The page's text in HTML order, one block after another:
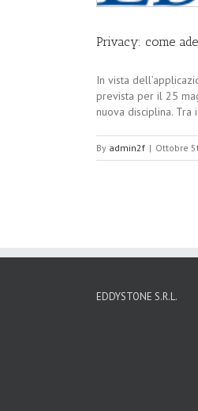
Privacy: come
In vista
prevista per il 25
nuova disciplina. Tra
By admin2f | Ottobre
EDDYSTONE S.R.L.